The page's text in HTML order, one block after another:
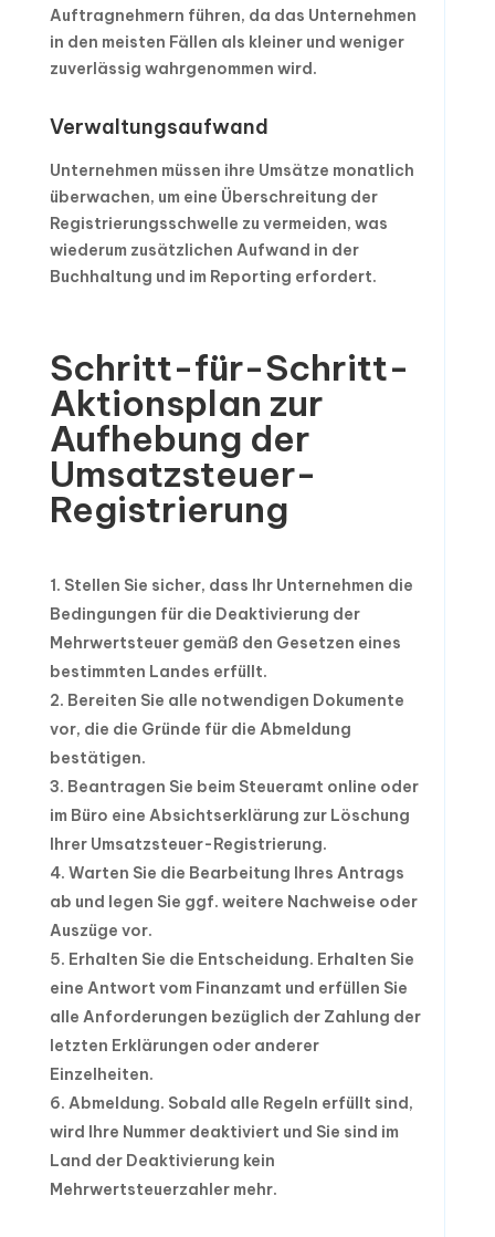
Auftragnehmern führen, da das Unternehmen
in den meisten Fällen als kleiner und weniger
zuverlässig wahrgenommen wird.
Verwaltungsaufwand
Unternehmen müssen ihre Umsätze monatlich
überwachen, um eine Überschreitung der
Registrierungsschwelle zu vermeiden, was
wiederum zusätzlichen Aufwand in der
Buchhaltung und im Reporting erfordert.
Schritt-für-Schritt-
Aktionsplan zur
Aufhebung der
Umsatzsteuer-
Registrierung
Stellen Sie sicher, dass Ihr Unternehmen die
Bedingungen für die Deaktivierung der
Mehrwertsteuer gemäß den Gesetzen eines
bestimmten Landes erfüllt.
Bereiten Sie alle notwendigen Dokumente
vor, die die Gründe für die Abmeldung
bestätigen.
Beantragen Sie beim Steueramt online oder
im Büro eine Absichtserklärung zur Löschung
Ihrer Umsatzsteuer-Registrierung.
Warten Sie die Bearbeitung Ihres Antrags
ab und legen Sie ggf. weitere Nachweise oder
Auszüge vor.
Erhalten Sie die Entscheidung. Erhalten Sie
eine Antwort vom Finanzamt und erfüllen Sie
alle Anforderungen bezüglich der Zahlung der
letzten Erklärungen oder anderer
Einzelheiten.
Abmeldung. Sobald alle Regeln erfüllt sind,
wird Ihre Nummer deaktiviert und Sie sind im
Land der Deaktivierung kein
Mehrwertsteuerzahler mehr.